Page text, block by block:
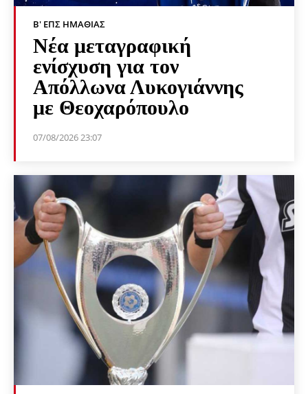
Β' ΕΠΣ ΗΜΑΘΊΑΣ
Νέα μεταγραφική
ενίσχυση για τον
Απόλλωνα Λυκογιάννης
με Θεοχαρόπουλο
07/08/2026 23:07